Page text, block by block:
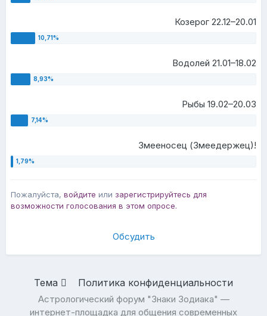
Козерог 22.12–20.01
Водолей 21.01–18.02
Рыбы 19.02–20.03
Змееносец (Змеедержец)!
Пожалуйста, войдите или зарегистрируйтесь для
возможности голосования в этом опросе.
Обсудить
Тема Политика конфиденциальности
Астрологический форум "Знаки Зодиака" —
интернет-площадка для общения современных